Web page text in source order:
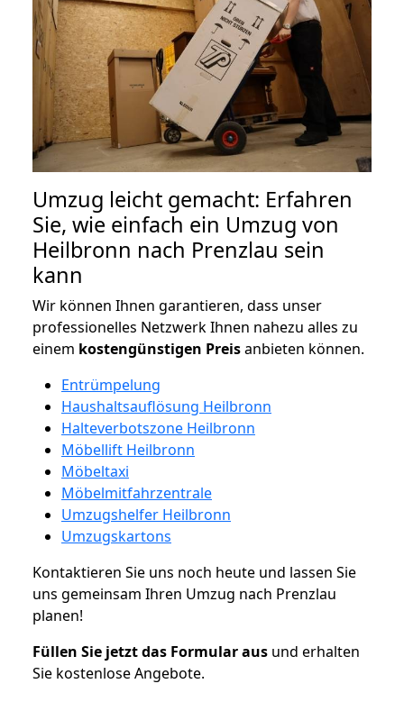
Umzug leicht gemacht: Erfahren
Sie, wie einfach ein Umzug von
Heilbronn nach Prenzlau sein
kann
Wir können Ihnen garantieren, dass unser
professionelles Netzwerk Ihnen nahezu alles zu
einem kostengünstigen Preisanbieten können.
Entrümpelung
Haushaltsauflösung Heilbronn
Halteverbotszone Heilbronn
Möbellift Heilbronn
Möbeltaxi
Möbelmitfahrzentrale
Umzugshelfer Heilbronn
Umzugskartons
Kontaktieren Sie uns noch heute und lassen Sie
uns gemeinsam Ihren Umzug nach Prenzlau
planen!
Füllen Sie jetzt das Formular aus und erhalten
Sie kostenlose Angebote.